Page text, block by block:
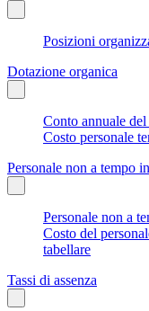
Posizioni
Dotazione organica
Conto annuale del
Costo personale
Personale non a tempo
Personale non a
Costo del
tabellare
Tassi di assenza